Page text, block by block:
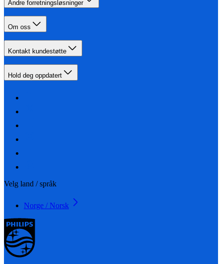
Andre forretningsløsninger
Om oss
Kontakt kundestøtte
Hold deg oppdatert
Velg land / språk
Norge / Norsk